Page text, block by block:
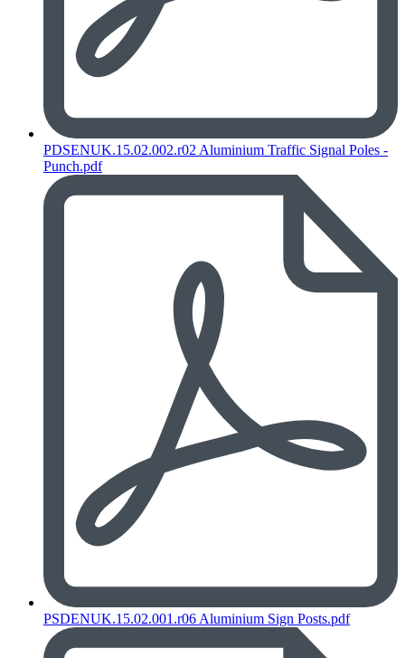
PDSENUK.15.02.002.r02 Aluminium Traffic Signal Poles -
Punch.pdf
PSDENUK.15.02.001.r06 Aluminium Sign Posts.pdf